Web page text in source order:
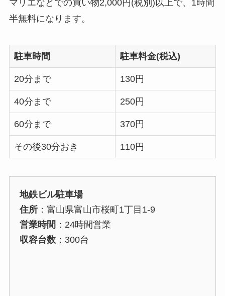
マリエなどでの買い物2,000円(税別)以上で、1時間
半無料になります。
駐車時間 駐車料金(税込)
20分まで 130円
40分まで 250円
60分まで 370円
その後30分おき 110円
地鉄ビル駐車場
住所：富山県富山市桜町1丁目1-9
営業時間 ：24時間営業
収容台数：300台